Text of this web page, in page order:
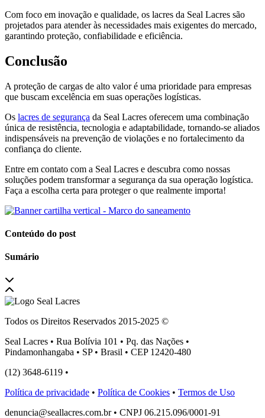
Com foco em inovação e qualidade, os lacres da Seal Lacres são
projetados para atender às necessidades mais exigentes do mercado,
garantindo proteção, confiabilidade e eficiência.
Conclusão
A proteção de cargas de alto valor é uma prioridade para empresas
que buscam excelência em suas operações logísticas.
Os lacres de segurança da Seal Lacres oferecem uma combinação
única de resistência, tecnologia e adaptabilidade, tornando-se aliados
indispensáveis na prevenção de violações e no fortalecimento da
confiança do cliente.
Entre em contato com a Seal Lacres e descubra como nossas
soluções podem transformar a segurança da sua operação logística.
Faça a escolha certa para proteger o que realmente importa!
Conteúdo do post
Sumário
Todos os Direitos Reservados 2015-2025 ©
Seal Lacres • Rua Bolívia 101 • Pq. das Nações •
Pindamonhangaba • SP • Brasil • CEP 12420-480
(12) 3648-6119 •
Política de privacidade • Política de Cookies • Termos de Uso
denuncia@seallacres.com.br • CNPJ 06.215.096/0001-91